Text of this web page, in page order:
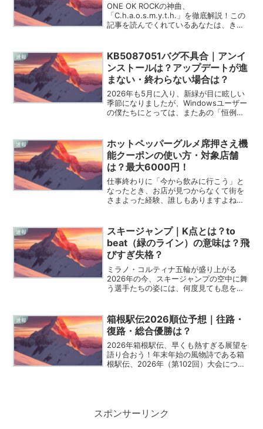
ONE OK ROCKの神曲、
「C.h.a.o.s.m.y.t.h.」を徹底解説！この
記事を読んでくれているあなたは、きっ
半ですが、21歳の頃にこの曲を聴いて以
来、完...
速報
KB5087051バグ不具合｜アンイ
ンストールは？アップデートが進
まない・終わらない場合は？
2026年も5月に入り、新緑が目に眩しい
季節になりましたが、Windowsユーザー
の僕たちにとっては、またあの「恒例行
大切なセキュリティ更新プログラムが配
信され始...
速報
ホットペッパーグルメ席押さえ機
能クーポンの使い方・対象店舗
は？最大6000円！
仕事終わりに「今から飲みに行こう」と
なったとき、お店が見つからなくて街を
さまよった経験、誰しもありますよね。
が、2026年に入って大きな話題をさらっ
ています。ホットペッ...
速報
スキージャンプ｜K点とは？to
beat（緑のライン）の意味は？飛
びすぎ失格？
ミラノ・コルティナ五輪が盛り上がる
2026年の今、スキージャンプの空中に舞
う選手たちの姿には、何度見ても息を呑
況が叫ぶ専門用語に、ふと「あれってど
ういう意味なんだろう？...
速報
箱根駅伝2026順位予想｜往路・
復路・総合優勝は？
2026年箱根駅伝、早くも熱すぎる展望を
語り合おう！年末年始の風物詩である箱
根駅伝、2026年（第102回）大会につい
スポンサーリンク